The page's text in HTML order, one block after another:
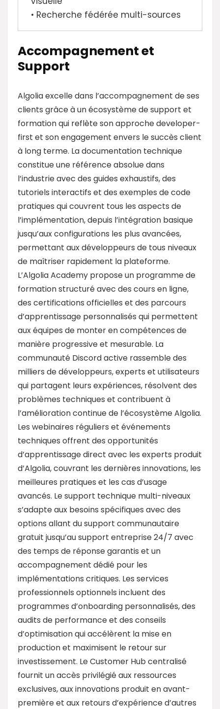
• Recherche fédérée multi-sources
Accompagnement et
Support
Algolia excelle dans l’accompagnement de ses
clients grâce à un écosystème de support et
formation qui reflète son approche developer-
first et son engagement envers le succès client
à long terme. La documentation technique
constitue une référence absolue dans
l’industrie avec des guides exhaustifs, des
tutoriels interactifs et des exemples de code
pratiques qui couvrent tous les aspects de
l’implémentation, depuis l’intégration basique
jusqu’aux configurations les plus avancées,
permettant aux développeurs de tous niveaux
de maîtriser rapidement la plateforme.
L’Algolia Academy propose un programme de
formation structuré avec des cours en ligne,
des certifications officielles et des parcours
d’apprentissage personnalisés qui permettent
aux équipes de monter en compétences de
manière progressive et mesurable. La
communauté Discord active rassemble des
milliers de développeurs, experts et utilisateurs
qui partagent leurs expériences, résolvent des
problèmes techniques et contribuent à
l’amélioration continue de l’écosystème Algolia.
Les webinaires réguliers et événements
techniques offrent des opportunités
d’apprentissage direct avec les experts produit
d’Algolia, couvrant les dernières innovations, les
meilleures pratiques et les cas d’usage
avancés. Le support technique multi-niveaux
s’adapte aux besoins spécifiques avec des
options allant du support communautaire
gratuit jusqu’au support entreprise 24/7 avec
des temps de réponse garantis et un
accompagnement dédié pour les
implémentations critiques. Les services
professionnels optionnels incluent des
programmes d’onboarding personnalisés, des
audits de performance et des conseils
d’optimisation qui accélèrent la mise en
production et maximisent le retour sur
investissement. Le Customer Hub centralisé
fournit un accès privilégié aux ressources
exclusives, aux innovations produit en avant-
première et aux retours d’expérience d’autres